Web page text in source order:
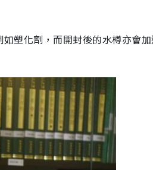
塑化劑，而開封後的水樽亦會